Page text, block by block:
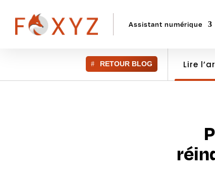
Assistant numérique
RETOUR BLOG Lire